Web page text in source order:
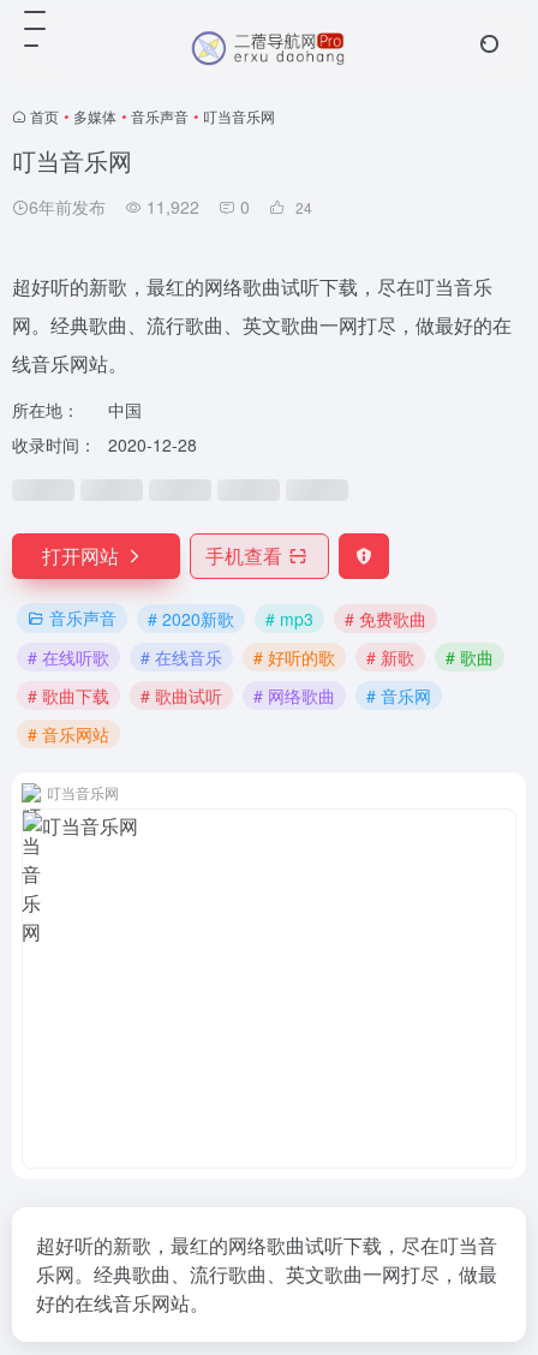
首页 • 多媒体 • 音乐声音 • 叮当音乐网
叮当音乐网
6年前发布 11,922 0 24
超好听的新歌，最红的网络歌曲试听下载，尽在叮当音乐
网。经典歌曲、流行歌曲、英文歌曲一网打尽，做最好的在
线音乐网站。
所在地：
中国
收录时间：
2020-12-28
打开网站 手机查看
音乐声音 # 2020新歌 # mp3
# 免费歌曲
# 在线听歌
# 在线音乐 # 好听的歌 # 新歌
# 歌曲
# 歌曲下载
# 歌曲试听 # 网络歌曲
# 音乐网
# 音乐网站
叮当音乐网
超好听的新歌，最红的网络歌曲试听下载，尽在叮当音
乐网。经典歌曲、流行歌曲、英文歌曲一网打尽，做最
好的在线音乐网站。